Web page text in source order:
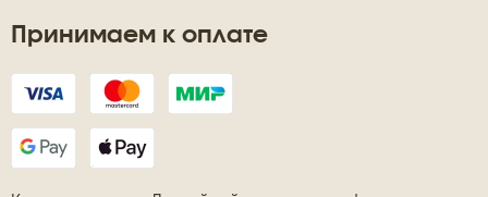
Принимаем к оплате